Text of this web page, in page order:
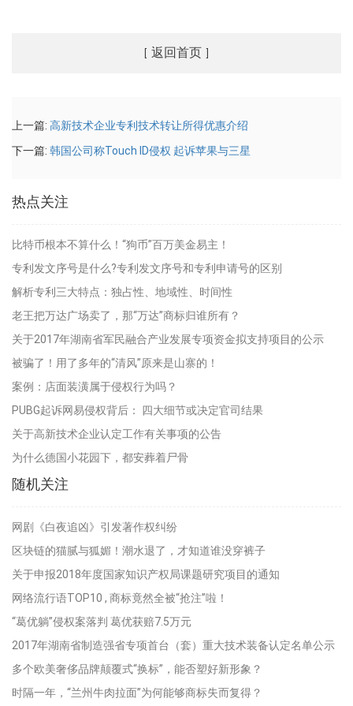
返回首页
上一篇: 高新技术企业专利技术转让所得优惠介绍
下一篇: 韩国公司称Touch ID侵权 起诉苹果与三星
热点关注
比特币根本不算什么！“狗币”百万美金易主！
专利发文序号是什么?专利发文序号和专利申请号的区别
解析专利三大特点：独占性、地域性、时间性
老王把万达广场卖了，那“万达”商标归谁所有？
关于2017年湖南省军民融合产业发展专项资金拟支持项目的公示
被骗了！用了多年的“清风”原来是山寨的！
案例：店面装潢属于侵权行为吗？
PUBG起诉网易侵权背后： 四大细节或决定官司结果
关于高新技术企业认定工作有关事项的公告
为什么德国小花园下，都安葬着尸骨
随机关注
网剧《白夜追凶》引发著作权纠纷
区块链的猫腻与狐媚！潮水退了，才知道谁没穿裤子
关于申报2018年度国家知识产权局课题研究项目的通知
网络流行语TOP10 , 商标竟然全被“抢注”啦！
“葛优躺”侵权案落判 葛优获赔7.5万元
2017年湖南省制造强省专项首台（套）重大技术装备认定名单公示
多个欧美奢侈品牌颠覆式“换标”，能否塑好新形象？
时隔一年，“兰州牛肉拉面”为何能够商标失而复得？